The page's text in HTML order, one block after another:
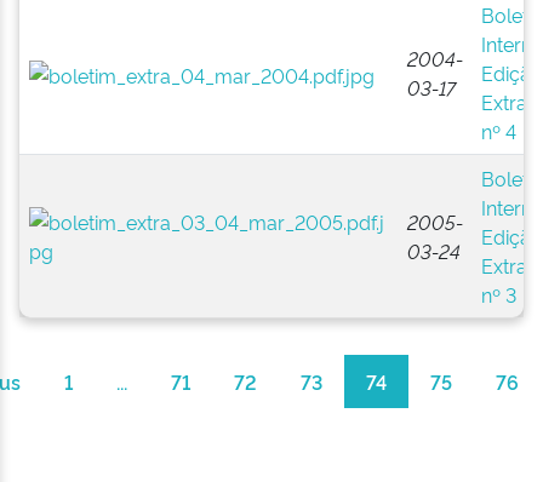
2004-
03-17
Edição
nº 4
2005-
03-24
Edição
nº 3
1 ... 71 72 73 74 75 76